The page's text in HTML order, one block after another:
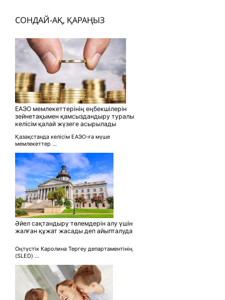
СОНДАЙ-АҚ, ҚАРАҢЫЗ
ЕАЭО мемлекеттерінің еңбекшілерін
зейнетақымен қамсыздандыру туралы
келісім қалай жүзеге асырылады
Қазақстанда келісім ЕАЭО-ға мүше
мемлекеттер ...
Әйел сақтандыру төлемдерін алу үшін
жалған құжат жасады деп айыпталуда
Оңтүстік Каролина Тергеу департаментінің
(SLED) ...